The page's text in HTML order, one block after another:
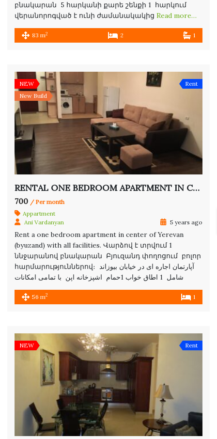
բնակարան 5 հարկանի քարե շենքի 1 հարկում
վերանորոգված է ունի ժամանակակից Read more…
83 m2 2 1
NEW
New Build
Rent
RENTAL ONE BEDROOM APARTMENT IN CENTER
700 / Per month
Appartment
Ani Vardanyan
5 years ago
Rent a one bedroom apartment in center of Yerevan
(byuzand) with all facilities. Վարձով է տրվում 1
ննջարանով բնակարան Բյուզանդ փողոցում բոլոր
հարմարություններով։ آپارتمان اجاره ای در خیابان بیوزاند
56 m2 1
NEW Rent